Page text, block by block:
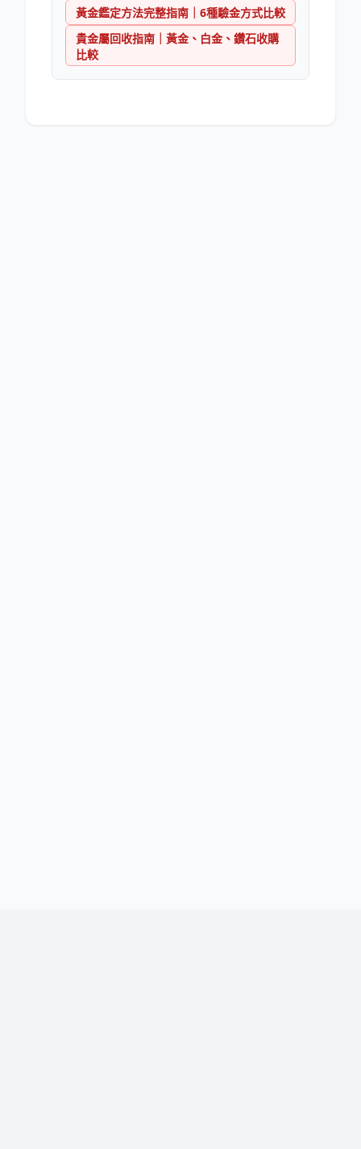
黃金鑑定方法完整指南｜6種驗金方式比較
貴金屬回收指南｜黃金、白金、鑽石收購
比較